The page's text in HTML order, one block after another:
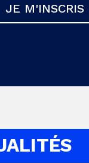
JE M'INSCRIS